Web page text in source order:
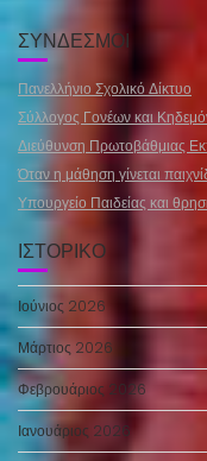
ΣΎΝΔΕΣΜΟΙ
Πανελλήνιο Σχολικό Δίκτυο
Σύλλογος Γονέων και
Διεύθυνση Πρωτοβάθμιας
Όταν η μάθηση γίνεται
Υπουργείο Παιδείας και
ΙΣΤΟΡΙΚΌ
Ιούνιος 2026
Μάρτιος 2026
Φεβρουάριος 2026
Ιανουάριος 2026